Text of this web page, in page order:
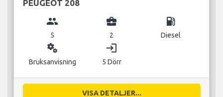
PEUGEOT 208
group
5
business_center
2
local_gas_station
Diesel
miscellaneous_services
Bruksanvisning
login
5 Dörr
VISA DETALJER...